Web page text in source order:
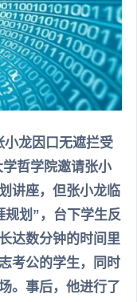
小龙因口无遮拦受
哲学院邀请张小
讲座，但张小龙临
规划”，台下学生反
达数分钟的时间里
考公的学生，同时
。事后，他进行了